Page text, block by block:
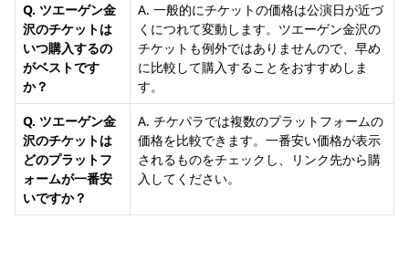
Q. ツエーゲン金
沢のチケットは
いつ購入するの
がベストです
か？
A. 一般的にチケットの価格は公演日が近づ
くにつれて変動します。ツエーゲン金沢の
チケットも例外ではありませんので、早め
に比較して購入することをおすすめしま
す。
Q. ツエーゲン金
沢のチケットは
どのプラットフ
ォームが一番安
いですか？
A. チケパラでは複数のプラットフォームの
価格を比較できます。一番安い価格が表示
されるものをチェックし、リンク先から購
入してください。